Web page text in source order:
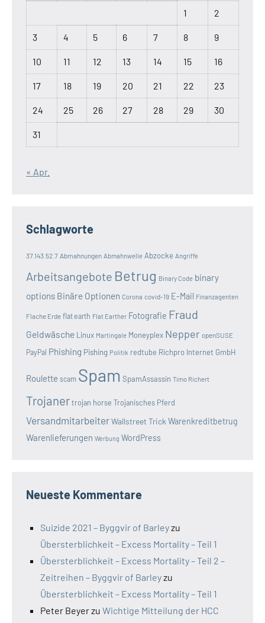
1 2
3 4 5 6 7 8 9
10 11 12 13 14 15 16
17 18 19 20 21 22 23
24 25 26 27 28 29 30
31
« Apr.
Schlagworte
37.143.52.7 Abmahnungen Abmahnwelle Abzocke Angriffe
Arbeitsangebote Betrug Binary Code binary
options Binäre Optionen Corona covid-19 E-Mail Finanzagenten
Flache Erde flat earth Flat Earther Fotografie Fraud
Geldwäsche Linux Martingale Moneyplex Nepper openSUSE
PayPal Phishing Pishing Politik redtube Richpro Internet GmbH
Roulette scam Spam SpamAssassin Timo Richert
Trojanertrojan horse Trojanisches Pferd
VersandmitarbeiterWallstreet Trick Warenkreditbetrug
Warenlieferungen Werbung WordPress
Neueste Kommentare
Suizide 2021 – Byggvir of Barleyzu
Übersterblichkeit – Excess Mortality – Teil 1
Übersterblichkeit – Excess Mortality – Teil 2 –
Zeitreihen – Byggvir of Barleyzu
Übersterblichkeit – Excess Mortality – Teil 1
Peter Beyerzu Wichtige Mitteilung der HCC